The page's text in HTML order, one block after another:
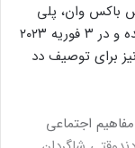
باکس وان، پلی
استیشن ۴، پلی استیشن ۵ و پی‌سی لیست شده و در ۳ فوریه ۲۰۲۳
برای توصیف دد
اجتماعی